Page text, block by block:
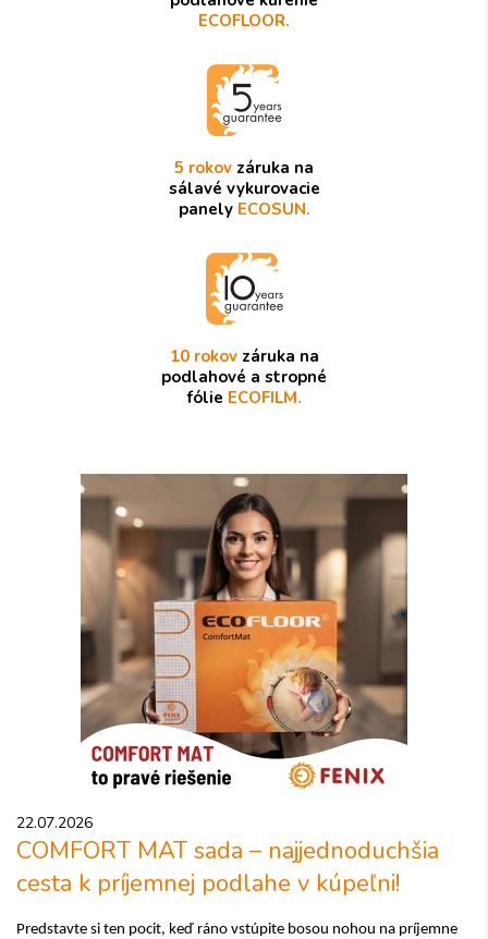
ECOFLOOR.
5 rokov záruka na
sálavé vykurovacie
panely ECOSUN.
10 rokovzáruka na
podlahové a stropné
fólie ECOFILM.
22.07.2026
COMFORT MAT sada – najjednoduchšia
cesta k príjemnej podlahe v kúpeľni!
Predstavte si ten pocit, keď ráno vstúpite bosou nohou na príjemne